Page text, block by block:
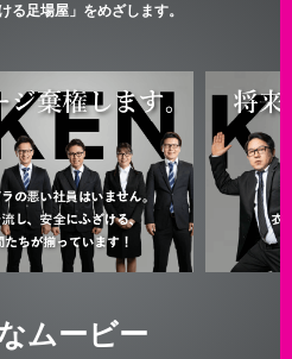
る足場屋」をめざします。
ムービー